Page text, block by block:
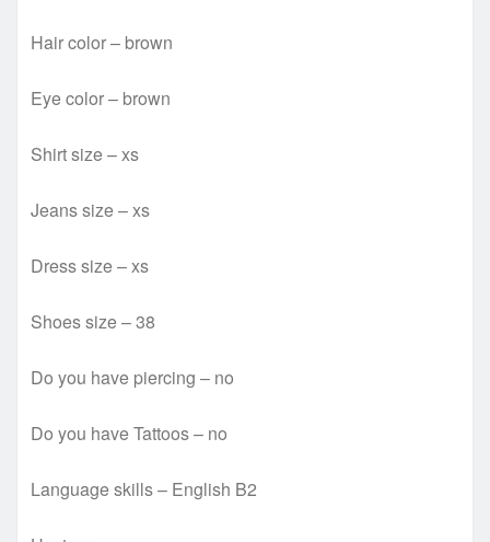
Hair color – brown
Eye color – brown
Shirt size – xs
Jeans size – xs
Dress size – xs
Shoes size – 38
Do you have piercing – no
Do you have Tattoos – no
Language skills – English B2